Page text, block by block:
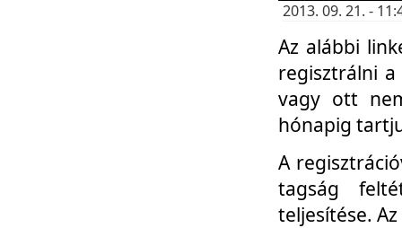
2013. 09. 21. -
Az alábbi
regisztrálni
vagy ott
hónapig
A
tagság
teljesítése.